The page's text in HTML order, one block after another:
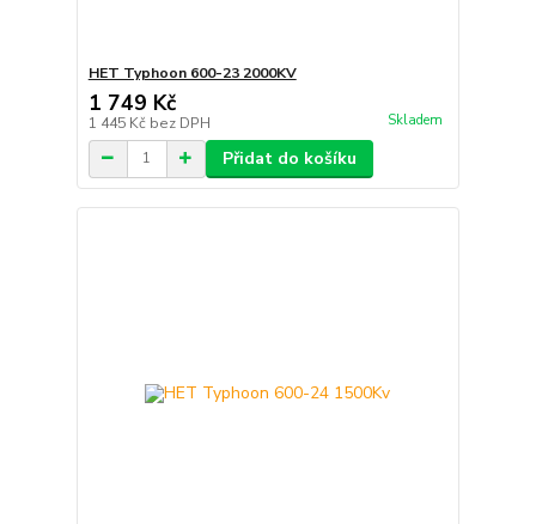
HET Typhoon 600-23 2000KV
1 749 Kč
1 445 Kč bez DPH Skladem
Přidat do košíku